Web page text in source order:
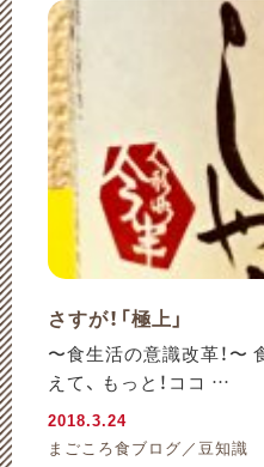
さすが！「極上」
〜食生活の意識改革！〜
えて、 もっと！ココ …
2018.3.24
まごころ食ブログ／豆知識